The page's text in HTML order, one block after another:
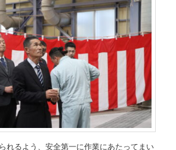
れるよう、安全第一に作業にあたってまい